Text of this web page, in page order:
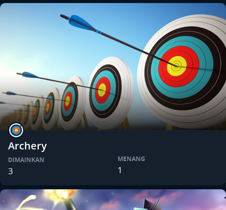
Archery
DIMAINKAN
3
MENANG
1